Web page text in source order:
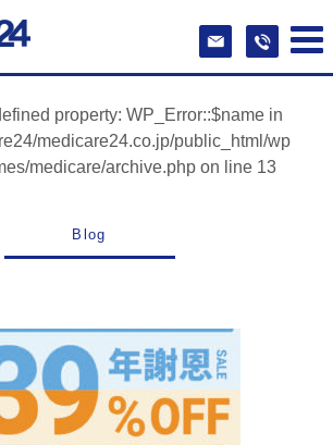
property: WP_Error::$name in
medicare24.co.jp/public_html/wp
medicare/archive.php on line 13